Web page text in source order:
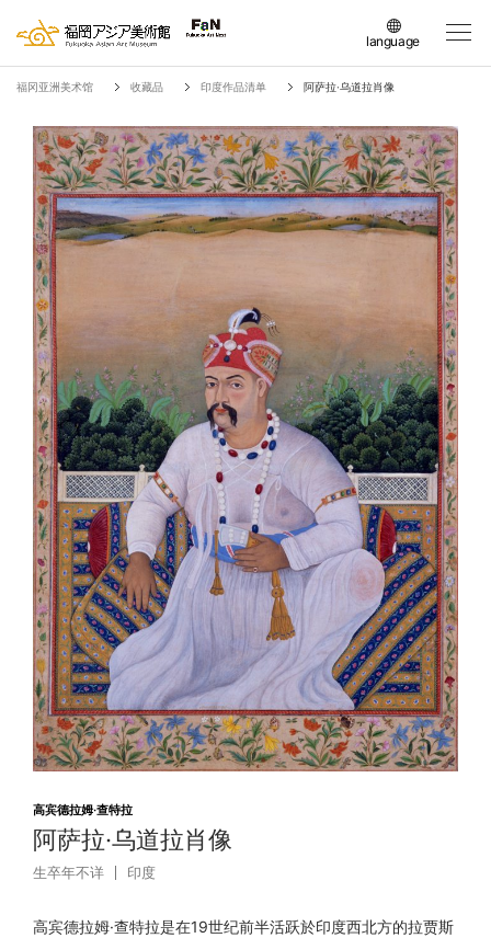
language
日本語
簡体中文
繁体中文
한국어
福冈亚洲美术馆 收藏品 印度作品清单 阿萨拉·乌道拉肖像
高宾德拉姆·查特拉
阿萨拉·乌道拉肖像
生卒年不详 印度
高宾德拉姆·查特拉是在19世纪前半活跃於印度西北方的拉贾斯